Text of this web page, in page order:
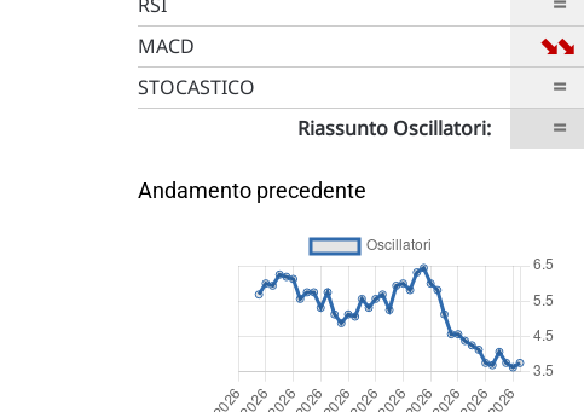
MACD ➡
➡
STOCASTICO =
Riassunto Oscillatori: =
Andamento precedente